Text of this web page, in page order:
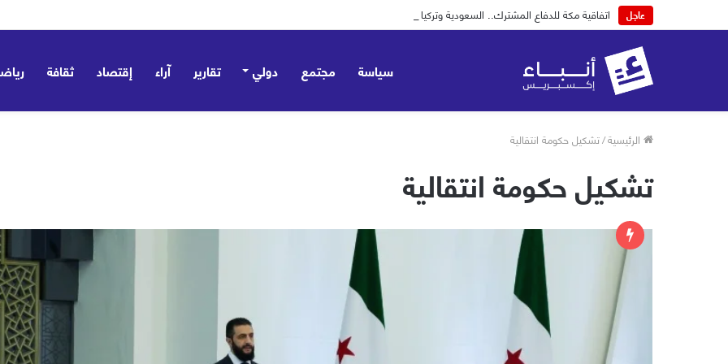
عاجل اتفاقية مكة للدفاع المشترك.. السعودية وتركيا وباكستان تؤسس مظلة ردع جماعي وتؤكد: ليست موجّهة ضد أي طرف – صور
سياسة مجتمع دولي تقارير آراء إقتصاد ثقافة
الرئيسية/تشكيل حكومة انتقالية
تشكيل حكومة انتقالية